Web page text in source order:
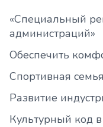
«Специальный
администраций»
Обеспечить
Спортивная
Развитие
Культурный код